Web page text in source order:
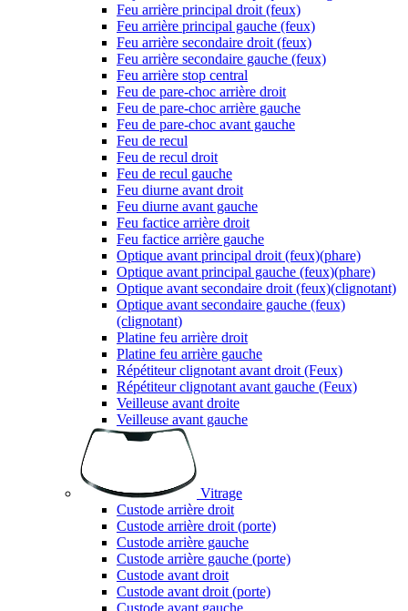
Feu arrière principal droit (feux)
Feu arrière principal gauche (feux)
Feu arrière secondaire droit (feux)
Feu arrière secondaire gauche (feux)
Feu arrière stop central
Feu de pare-choc arrière droit
Feu de pare-choc arrière gauche
Feu de pare-choc avant gauche
Feu de recul
Feu de recul droit
Feu de recul gauche
Feu diurne avant droit
Feu diurne avant gauche
Feu factice arrière droit
Feu factice arrière gauche
Optique avant principal droit (feux)(phare)
Optique avant principal gauche (feux)(phare)
Optique avant secondaire droit (feux)(clignotant)
Optique avant secondaire gauche (feux)
(clignotant)
Platine feu arrière droit
Platine feu arrière gauche
Répétiteur clignotant avant droit (Feux)
Répétiteur clignotant avant gauche (Feux)
Veilleuse avant droite
Veilleuse avant gauche
Vitrage
Custode arrière droit
Custode arrière droit (porte)
Custode arrière gauche
Custode arrière gauche (porte)
Custode avant droit
Custode avant droit (porte)
Custode avant gauche